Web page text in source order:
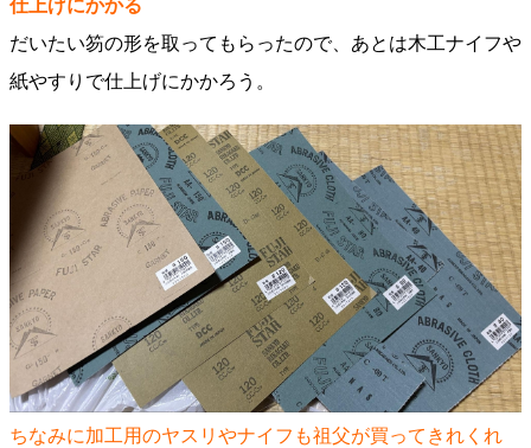
仕上げにかかる
だいたい笏の形を取ってもらったので、あとは木工ナイフや
紙やすりで仕上げにかかろう。
ちなみに加工用のヤスリやナイフも祖父が買ってきれくれ